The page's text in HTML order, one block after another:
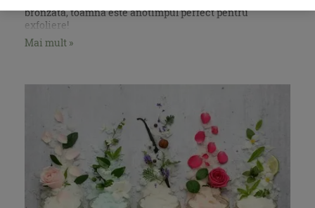
bronzată, toamna este anotimpul perfect pentru
exfoliere!
Mai mult »